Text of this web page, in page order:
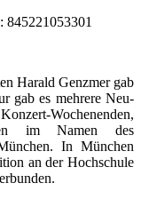
Harald Genzmer gab
gab es mehrere Neu-
Wochenenden,
im Namen des
In München
an der Hochschule